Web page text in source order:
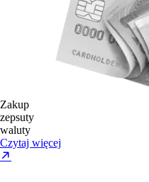
Zakup
zepsuty
waluty
Czytaj więcej